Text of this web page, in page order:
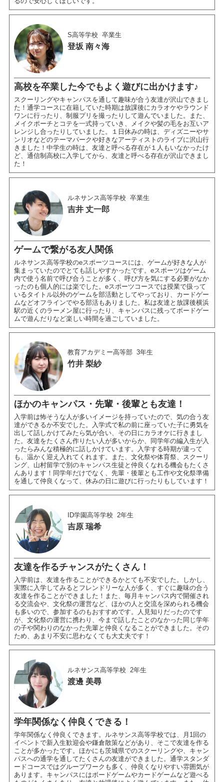
S高等学校 卒業生
登坂 南々海
高校を卒業した今でもよく遊びに出かけます♪
スクーリングやキャンパスを通して趣味が合う友達が沢山できまし
た！通学コースに在籍していた時期は放課後にカラオケやラウンド
ワンに行ったり、制服プリを撮ったりして遊んでいました。また、
メイクポーチとコテを一式持っていき、メイクや髪の毛をお互いア
レンジし合ったりしていました。１日休みの時は、ディズニーやサ
ンリオなどのテーマパークや好きなアーティストのライブに沢山行
きました！中学生の時は、友達と呼べる存在が１人もいなかったけ
ど、通信制高校に入学してから、友達と呼べる存在が沢山できまし
た！
ルネサンス高等学校 卒業生
吉井 丈一郎
ゲームで繋がる友人関係
ルネサンス高等学校のeスポーツコースには、ゲームが好きな人が
集まっていたのでとても話しやすかったです。eスポーツはゲーム
内で使う名前で呼び合うことが多く、呼び方を気にする必要がなか
ったのも個人的には楽でした。eスポーツコースでは授業で扱って
いるタイトル以外のゲームを部活動としてやっており、カードゲー
ムなどオフラインでやる部活もありました。私は友達と放課後横浜
駅の近くのラーメン屋に行ったり、キャンパスに残ってボードゲー
ムで遊んだりなど楽しい時間を過ごしていました。
教育アカデミー高等部 3年生
竹井 梨紗
ほかのキャンパス・先輩・後輩とも友達！
入学前は怖そうな人が多いイメージを持っていたので、気の合う友
達ができるか不安でした。入学式で私の前に座っていた子に勇気を
出して話しかけてみたら気が合い、その日にカラオケに行きまし
た。友達をたくさん作りたい人が多いからか、同学年の編入生が入
ったらみんな積極的に話しかけています。入学する時期が違って
も、温かく迎え入れてくれます。また、文化祭や体育祭、スクーリ
ング、山村留学で別のキャンパス生徒と仲良くなれる機会もたくさ
んあります！同学年だけでなく、先輩・後輩とも工作や文化祭準備
を通して仲良くなって、休みの日に遊びに行ったりもしています！
ID学園高等学校 2年生
吉原 瑞希
友達を作るチャンスがたくさん！
入学前は、友達を作ることができるかとても不安でした。しかし、
実際に入学してみるとフレンドリーな人が多く、すぐに趣味の合う
友達を作ることができました！また、毎月キャンパス内で開催され
る交流会や、文化祭の運営など、ほかの人と交流を深められる機会
も多いので、参加するのもおすすめです。人見知りだったのです
が、文化祭の運営に携わり、今まで話したことのなかった同じ学年
の子や関わりのなかった先輩と仲良くなることができました。その
ため、あまり不安に思わなくても大丈夫です！
ルネサンス高等学校 2年生
渡邊 美尋
学年関係なく仲良くできる！
学年関係なく仲良くできます。ルネサンス高等学校では、月1回の
イベントで新入生歓迎会や鎌倉散策などがあり、そこで友達を作る
ことが多かったです。ほかにも茨城県でのスクーリングや、キャン
パスへの通学を通してたくさんの友達ができました。通学スタンダ
ードコースではグループワークも多く、仲良くなりやすい雰囲気が
あります。キャンパスにはボードゲームやカードゲームなど遊べる